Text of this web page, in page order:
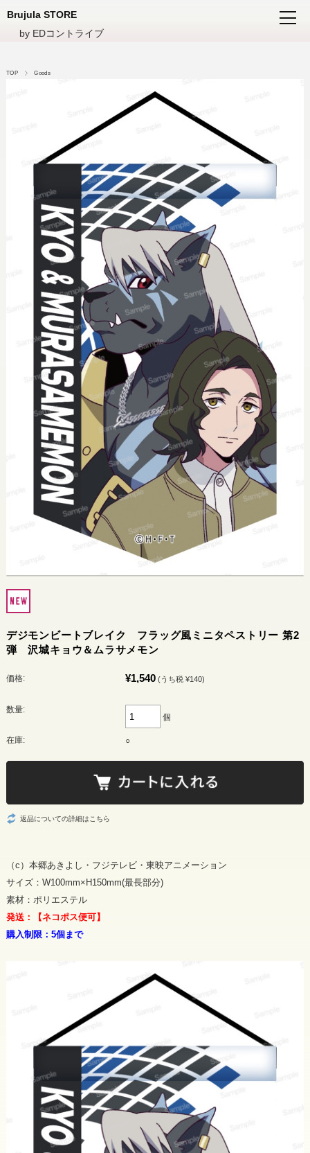
Brujula STORE
by EDコントライブ
TOP Goods
デジモンビートブレイク フラッグ風ミニタペストリー 第2
弾 沢城キョウ＆ムラサメモン
価格: ¥1,540 (うち税 ¥140)
数量:
個
在庫: ○
返品についての詳細はこちら
（c）本郷あきよし・フジテレビ・東映アニメーション
サイズ：W100mm×H150mm(最長部分)
素材：ポリエステル
発送：【ネコポス便可】
購入制限：5個まで